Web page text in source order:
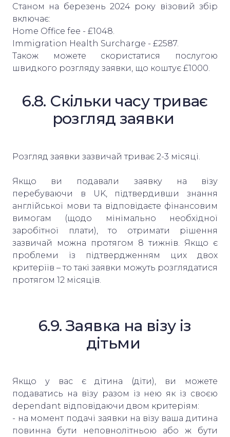
Станом на березень 2024 року візовий збір
включає:
Home Office fee - £1048.
Immigration Health Surcharge - £2587.
Також можете скористатися послугою
швидкого розгляду заявки, що коштує £1000.
6.8. Скільки часу триває
розгляд заявки
Розгляд заявки зазвичай триває 2-3 місяці.
Якщо ви подавали заявку на візу
перебуваючи в UK, підтвердивши знання
англійської мови та відповідаєте фінансовим
вимогам (щодо мінімально необхідної
заробітної плати), то отримати рішення
зазвичай можна протягом 8 тижнів. Якщо є
проблеми із підтвердженням цих двох
критеріїв – то такі заявки можуть розглядатися
протягом 12 місяців.
6.9. Заявка на візу із
дітьми
Якщо у вас є дітина (діти), ви можете
подаватись на візу разом із нею як із своєю
dependant відповідаючи двом критеріям:
- на момент подачі заявки на візу ваша дитина
повинна бути неповнолітньою або ж бути